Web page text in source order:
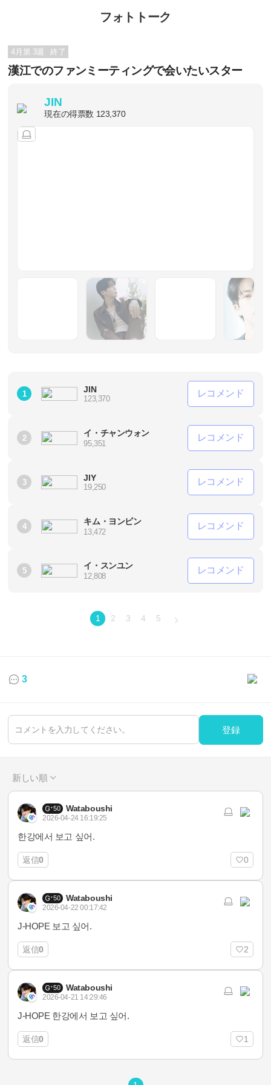
フォトトーク
4月第 3週 終了
漢江でのファンミーティングで会いたいスター
JIN
現在の得票数 123,370
1 JIN
123,370
レコメンド
2
イ・チャンウォン
95,351
レコメンド
3 JIY
19,250
レコメンド
4
キム・ヨンビン
13,472
レコメンド
5
イ・スンユン
12,808
レコメンド
1 2 3 4 5
3
登録
新しい順
50 Wataboushi
2026-04-24 16:19:25
한강에서 보고 싶어.
返信0 0
50 Wataboushi
2026-04-22 00:17:42
J-HOPE 보고 싶어.
返信0 2
50 Wataboushi
2026-04-21 14:29:46
J-HOPE 한강에서 보고 싶어.
返信0 1